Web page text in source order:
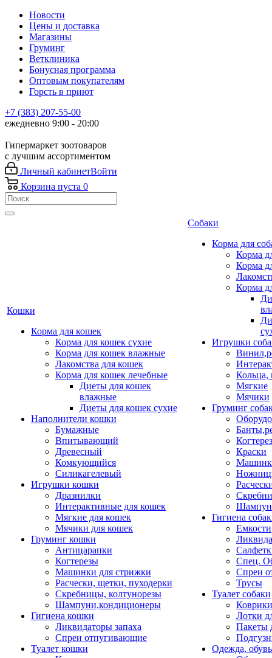
Новости
Цены и доставка
Магазины
Груминг
Ветклиника
Бонусная программа
Оптовым покупателям
Горсть в приют
+7 (383) 207-55-00
ежедневно 9:00 - 20:00
Гипермаркет зоотоваров
с лучшим ассортиментом
Личный кабинетВойти
Корзина пуста 0
Кошки
Корма для кошек
Корма для кошек сухие
Корма для кошек влажные
Лакомства для кошек
Корма для кошек лечебные
Диеты для кошек
влажные
Диеты для кошек сухие
Наполнители кошки
Бумажные
Впитывающий
Древесный
Комкующийся
Силикагелевый
Игрушки кошки
Дразнилки
Интерактивные для кошек
Мягкие для кошек
Мячики для кошек
Груминг кошки
Антицарапки
Когтерезы
Машинки для стрижки
Расчески, щетки, пуходерки
Скребницы, колтунорезы
Шампуни,кондиционеры
Гигиена кошки
Ликвидаторы запаха
Спреи отпугивающие
Туалет кошки
Собаки
Корма для
Корма
Корма
Корма
Игрушки
Кольца,
Мягкие
Мячики
Груминг
Краски
Гигиена
Емкости
Спец.
Спреи
Трусы
Туалет собаки
Коврики
Лотки
Пакеты
Одежда, обувь